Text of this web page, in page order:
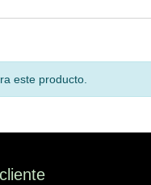
este producto.